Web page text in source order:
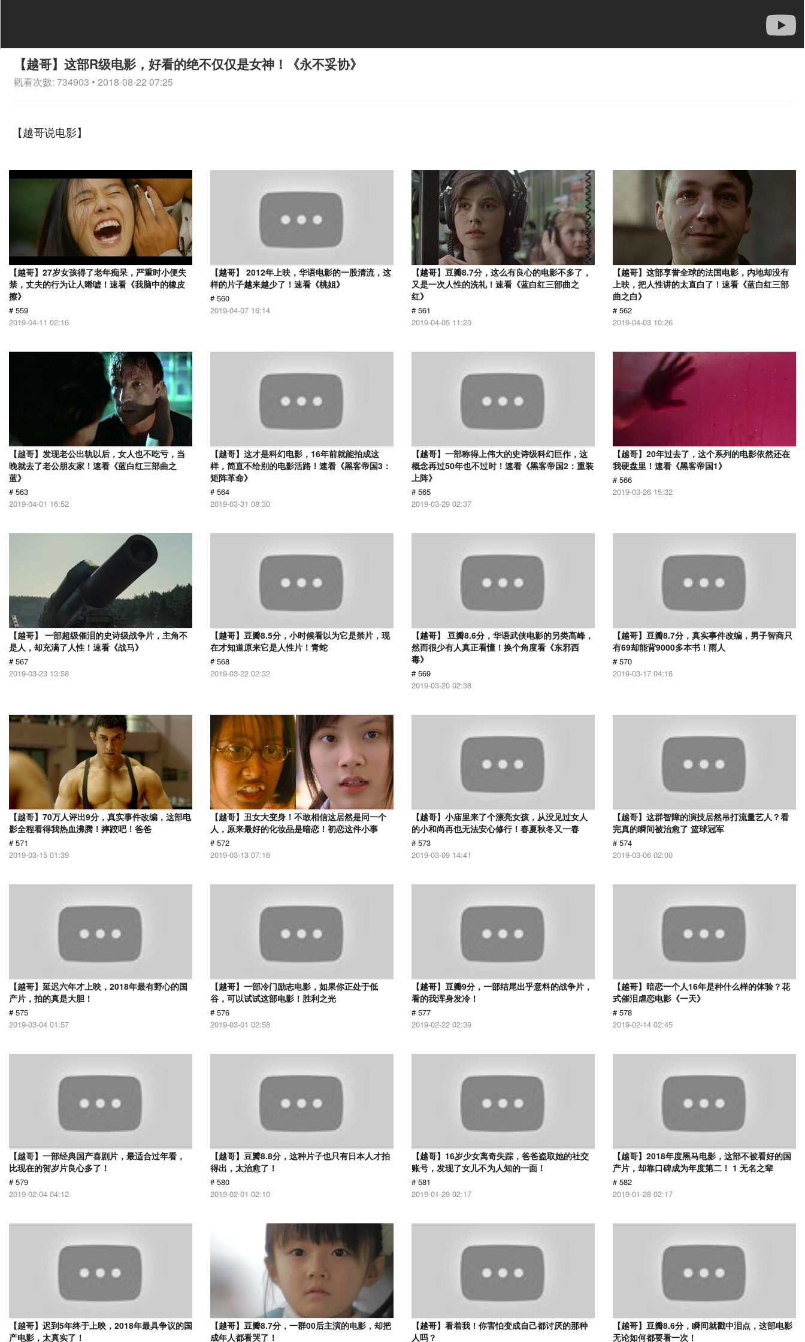
【越哥】这部R级电影，好看的绝不仅仅是女神！《永不妥协》
觀看次數: 734903 • 2018-08-22 07:25
【越哥说电影】
【越哥】27岁女孩得了老年痴呆，严重时小便失
禁，丈夫的行为让人唏嘘！速看《我脑中的橡皮
擦》
# 559
2019-04-11 02:16
【越哥】 2012年上映，华语电影的一股清流，这
样的片子越来越少了！速看《桃姐》
# 560
2019-04-07 16:14
【越哥】豆瓣8.7分，这么有良心的电影不多了，
又是一次人性的洗礼！速看《蓝白红三部曲之
红》
# 561
2019-04-05 11:20
【越哥】这部享誉全球的法国电影，内地却没有
上映，把人性讲的太直白了！速看《蓝白红三部
曲之白》
# 562
2019-04-03 10:26
【越哥】发现老公出轨以后，女人也不吃亏，当
晚就去了老公朋友家！速看《蓝白红三部曲之
蓝》
# 563
2019-04-01 16:52
【越哥】这才是科幻电影，16年前就能拍成这
样，简直不给别的电影活路！速看《黑客帝国3：
矩阵革命》
# 564
2019-03-31 08:30
【越哥】一部称得上伟大的史诗级科幻巨作，这
概念再过50年也不过时！速看《黑客帝国2：重装
上阵》
# 565
2019-03-29 02:37
【越哥】20年过去了，这个系列的电影依然还在
我硬盘里！速看《黑客帝国1》
# 566
2019-03-26 15:32
【越哥】 一部超级催泪的史诗级战争片，主角不
是人，却充满了人性！速看《战马》
# 567
2019-03-23 13:58
【越哥】豆瓣8.5分，小时候看以为它是禁片，现
在才知道原来它是人性片！青蛇
# 568
2019-03-22 02:32
【越哥】 豆瓣8.6分，华语武侠电影的另类高峰，
然而很少有人真正看懂！换个角度看《东邪西
毒》
# 569
2019-03-20 02:38
【越哥】豆瓣8.7分，真实事件改编，男子智商只
有69却能背9000多本书！雨人
# 570
2019-03-17 04:16
【越哥】70万人评出9分，真实事件改编，这部电
影全程看得我热血沸腾！摔跤吧！爸爸
# 571
2019-03-15 01:39
【越哥】丑女大变身！不敢相信这居然是同一个
人，原来最好的化妆品是暗恋！初恋这件小事
# 572
2019-03-13 07:16
【越哥】小庙里来了个漂亮女孩，从没见过女人
的小和尚再也无法安心修行！春夏秋冬又一春
# 573
2019-03-09 14:41
【越哥】这群智障的演技居然吊打流量艺人？看
完真的瞬间被治愈了 篮球冠军
# 574
2019-03-06 02:00
【越哥】延迟六年才上映，2018年最有野心的国
产片，拍的真是大胆！
# 575
2019-03-04 01:57
【越哥】一部冷门励志电影，如果你正处于低
谷，可以试试这部电影！胜利之光
# 576
2019-03-01 02:58
【越哥】豆瓣9分，一部结尾出乎意料的战争片，
看的我浑身发冷！
# 577
2019-02-22 02:39
【越哥】暗恋一个人16年是种什么样的体验？花
式催泪虐恋电影《一天》
# 578
2019-02-14 02:45
【越哥】一部经典国产喜剧片，最适合过年看，
比现在的贺岁片良心多了！
# 579
2019-02-04 04:12
【越哥】豆瓣8.8分，这种片子也只有日本人才拍
得出，太治愈了！
# 580
2019-02-01 02:10
【越哥】16岁少女离奇失踪，爸爸盗取她的社交
账号，发现了女儿不为人知的一面！
# 581
2019-01-29 02:17
【越哥】2018年度黑马电影，这部不被看好的国
产片，却靠口碑成为年度第二！ 1 无名之辈
# 582
2019-01-28 02:17
【越哥】迟到5年终于上映，2018年最具争议的国
产电影，太真实了！
【越哥】豆瓣8.7分，一群00后主演的电影，却把
成年人都看哭了！
【越哥】看着我！你害怕变成自己都讨厌的那种
人吗？
【越哥】豆瓣8.6分，瞬间就戳中泪点，这部电影
无论如何都要看一次！